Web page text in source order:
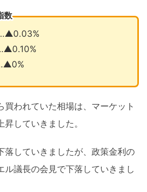
数
買われていた相場は、マーケット
していきました。
落していきましたが、政策金利の
ル議長の会見で下落していきまし